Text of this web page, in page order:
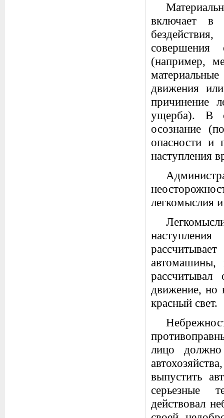
включает в
совершения
(например,
движения
причинение
ущерба). В
осознание
опасности и
наступления
легкомыслия
наступления
автомашины,
движение, но
красный свет.
лицо
выпустить
серьезные
действовал